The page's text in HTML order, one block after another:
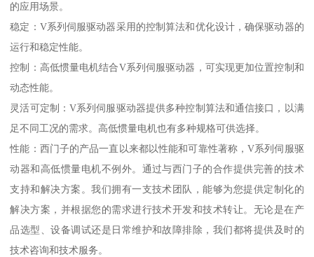
的应用场景。
稳定：V系列伺服驱动器采用的控制算法和优化设计，确保驱动器的
运行和稳定性能。
控制：高低惯量电机结合V系列伺服驱动器，可实现更加位置控制和
动态性能。
灵活可定制：V系列伺服驱动器提供多种控制算法和通信接口，以满
足不同工况的需求。高低惯量电机也有多种规格可供选择。
性能：西门子的产品一直以来都以性能和可靠性著称，V系列伺服驱
动器和高低惯量电机不例外。通过与西门子的合作提供完善的技术
支持和解决方案。我们拥有一支技术团队，能够为您提供定制化的
解决方案，并根据您的需求进行技术开发和技术转让。无论是在产
品选型、设备调试还是日常维护和故障排除，我们都将提供及时的
技术咨询和技术服务。